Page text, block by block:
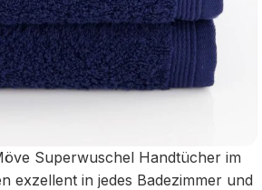
Superwuschel Handtücher im
exzellent in jedes Badezimmer und